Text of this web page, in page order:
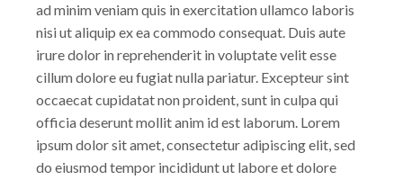
ad minim veniam quis in exercitation ullamco laboris
nisi ut aliquip ex ea commodo consequat. Duis aute
irure dolor in reprehenderit in voluptate velit esse
cillum dolore eu fugiat nulla pariatur. Excepteur sint
occaecat cupidatat non proident, sunt in culpa qui
officia deserunt mollit anim id est laborum. Lorem
ipsum dolor sit amet, consectetur adipiscing elit, sed
do eiusmod tempor incididunt ut labore et dolore